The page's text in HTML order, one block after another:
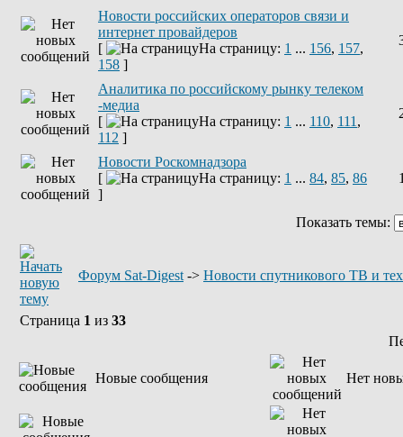
Новости российских операторов связи и
интернет провайдеров
[
На страницу: 1 ... 156, 157,
158 ]
Аналитика по российскому рынку телеком
-медиа
[
На страницу: 1 ... 110, 111 ,
112 ]
Новости Роскомнадзора
[
На страницу: 1 ... 84, 85, 86
]
Показать темы:
Форум Sat-Digest -> Новости спутникового ТВ и
Страница 1 из 33
Новые сообщения Нет